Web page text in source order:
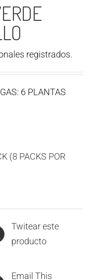
registrados.
6 PLANTAS
(8 PACKS POR
Twitear este
producto
Email This